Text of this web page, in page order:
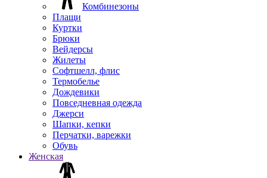
Комбинезоны
Плащи
Куртки
Брюки
Вейдерсы
Жилеты
Софтшелл, флис
Термобелье
Дождевики
Повседневная одежда
Джерси
Шапки, кепки
Перчатки, варежки
Обувь
Женская